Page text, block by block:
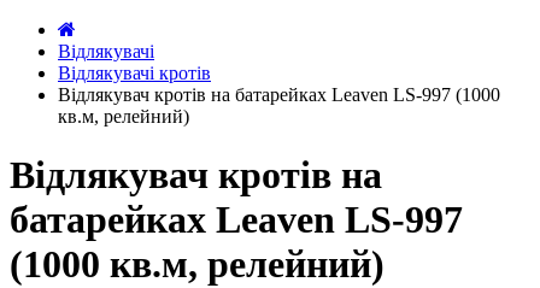
Відлякувачі
Відлякувачі кротів
Відлякувач кротів на батарейках Leaven LS-997 (1000
кв.м, релейний)
Відлякувач кротів на
батарейках Leaven LS-997
(1000 кв.м, релейний)